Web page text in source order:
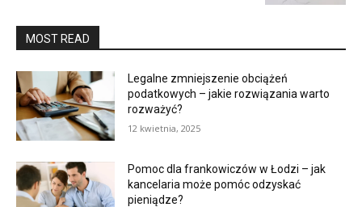
MOST READ
Legalne zmniejszenie obciążeń
podatkowych – jakie rozwiązania warto
rozważyć?
12 kwietnia, 2025
Pomoc dla frankowiczów w Łodzi – jak
kancelaria może pomóc odzyskać
pieniądze?